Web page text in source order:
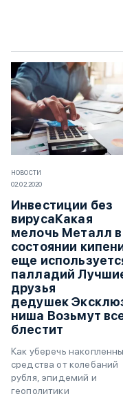
НОВОСТИ
02.02.2020
Инвестиции без
вирусаКакая
мелочь Металл в
состоянии
еще
палладий
друзья
дедушек
ниша Возьмут
блестит
Как уберечь
средства от колебаний
рубля, эпидемий и
геополитики